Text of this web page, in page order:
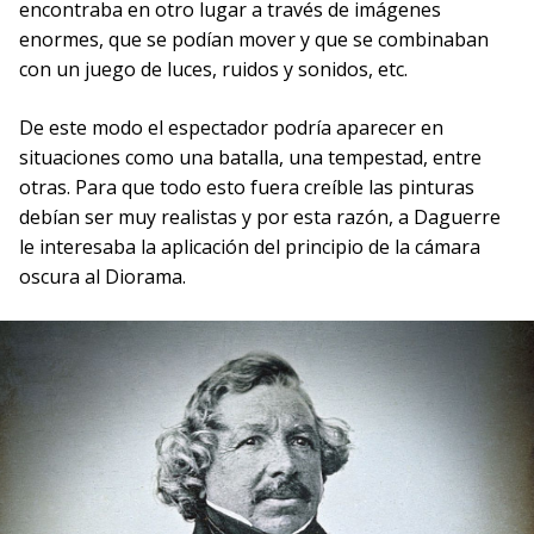
encontraba en otro lugar a través de imágenes
enormes, que se podían mover y que se combinaban
con un juego de luces, ruidos y sonidos, etc.
De este modo el espectador podría aparecer en
situaciones como una batalla, una tempestad, entre
otras. Para que todo esto fuera creíble las pinturas
debían ser muy realistas y por esta razón, a Daguerre
le interesaba la aplicación del principio de la cámara
oscura al Diorama.